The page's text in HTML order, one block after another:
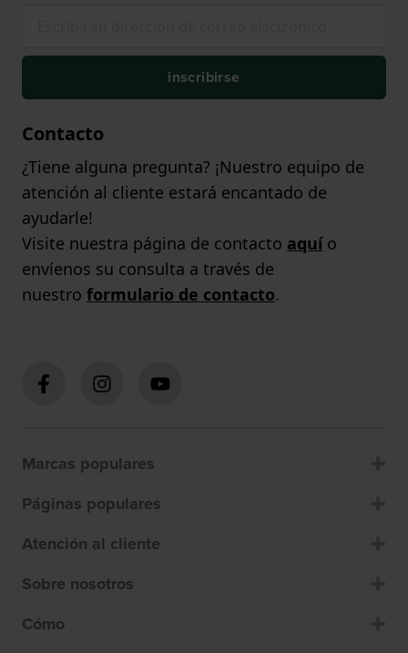
inscribirse
Contacto
¿Tiene alguna pregunta? ¡Nuestro equipo de
atención al cliente estará encantado de
ayudarle!
Visite nuestra página de contacto aquío
envíenos su consulta a través de
nuestro formulario de contacto.
Marcas populares
Páginas populares
Atención al cliente
Sobre nosotros
Cómo